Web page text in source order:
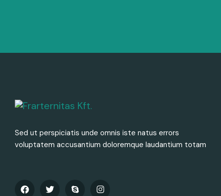
Sed ut perspiciatis unde omnis iste natus errors
voluptatem accusantium doloremque laudantium totam